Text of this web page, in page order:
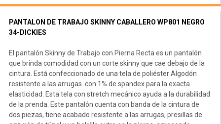
PANTALON DE TRABAJO SKINNY CABALLERO WP801 NEGRO
34-DICKIES
El pantalón Skinny de Trabajo con Pierna Recta es un pantalón
que brinda comodidad con un corte skinny que cae debajo de la
cintura. Está confeccionado de una tela de poliéster Algodón
resistente a las arrugas con 1% de spandex para la exacta
elasticidad. Esta tela con stretch mecánico ayuda a la durabilidad
de la prenda. Este pantalón cuenta con banda de la cintura de
dos piezas, tiene acabado resistente a las arrugas, presillas de